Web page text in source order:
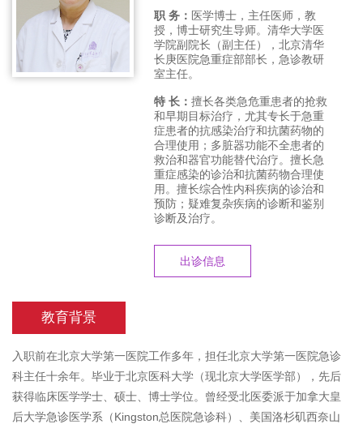
职 务： 医学博士，主任医师，教
授，博士研究生导师。清华大学医
学院副院长（副主任），北京清华
长庚医院急重症部部长，急诊教研
室主任。
特 长： 擅长各类急危重患者的抢救
和早期目标治疗，尤其专长于急重
症患者的抗感染治疗和抗菌药物的
合理使用；多脏器功能不全患者的
救治和器官功能替代治疗。擅长急
重症感染的诊治和抗菌药物合理使
用。擅长综合性内科疾病的诊治和
预防；疑难复杂疾病的诊断和鉴别
诊断及治疗。
出诊信息
教育背景
入职前在北京大学第一医院工作多年，担任北京大学第一医院急诊
科主任十余年。毕业于北京医科大学（现北京大学医学部），先后
获得临床医学学士、硕士、博士学位。曾经受北医委派于加拿大皇
后大学急诊医学系（Kingston总医院急诊科）、美国洛杉矶西奈山